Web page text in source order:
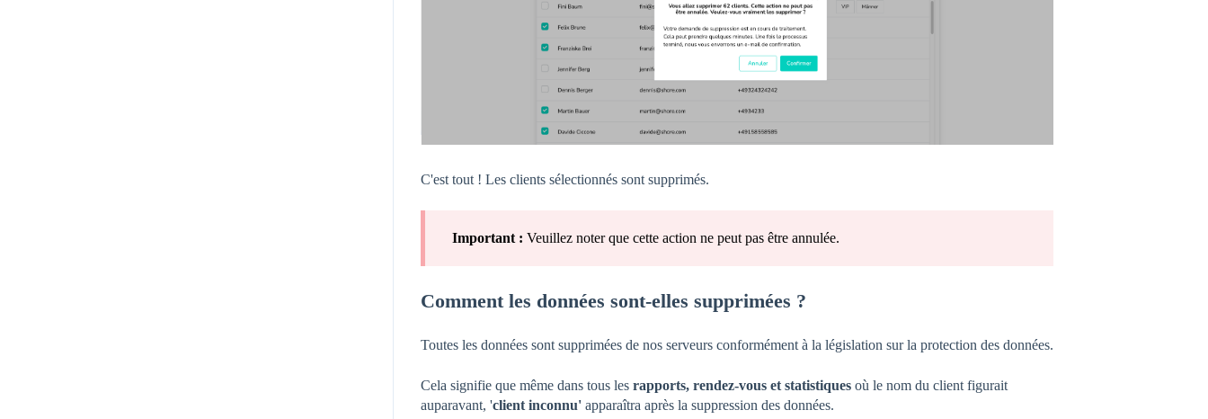
C'est tout ! Les clients sélectionnés sont supprimés.
Important : Veuillez noter que cette action ne peut pas être annulée.
Comment les données sont-elles supprimées ?
Toutes les données sont supprimées de nos serveurs conformément à la législation sur la protection des données.
Cela signifie que même dans tous les rapports, rendez-vous et statistiques où le nom du client figurait
auparavant, 'client inconnu'apparaîtra après la suppression des données.